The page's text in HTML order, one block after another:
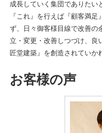
成長していく集団でありたい
『これ』を行えば『顧客満
ず、日々御客様目線で改善の
立・変更・改善しつづけ、良
匠堂建築』を創造されていか
お客様の声